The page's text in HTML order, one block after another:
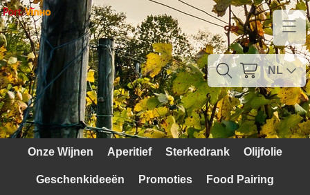
Home
Contact
Mijn account
Verzendkosten
NL
Onze Wijnen Aperitief Sterkedrank Olijfolie
Geschenkideeën Promoties Food Pairing